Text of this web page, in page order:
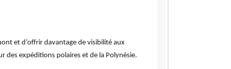
et d’offrir davantage de visibilité aux
des expéditions polaires et de la Polynésie.